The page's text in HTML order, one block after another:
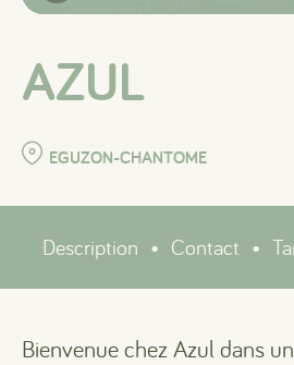
AZUL
EGUZON-CHANTOME
Description • Contact •
Bienvenue chez Azul dans